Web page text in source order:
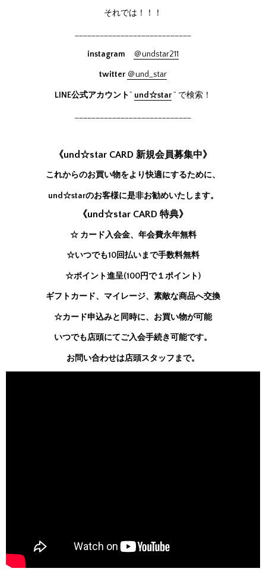
それでは！！！
instagram ＠undstar211
twitter ＠und_star
LINE公式アカウント” und☆star” で検索！
《und☆star CARD 新規会員募集中》
これからのお買い物をより快適にするために、
und☆starのお客様に是非お勧めいたします。
《und☆star CARD 特典》
☆ カード入会金、年会費永年無料
☆いつでも10回払いまで手数料無料
☆ポイント進呈(100円で１ポイント)
ギフトカード、マイレージ、素敵な商品へ交換
☆カード申込みと同時に、お買い物が可能
いつでも店頭にてご入会手続き可能です。
お問い合わせは店頭スタッフまで。